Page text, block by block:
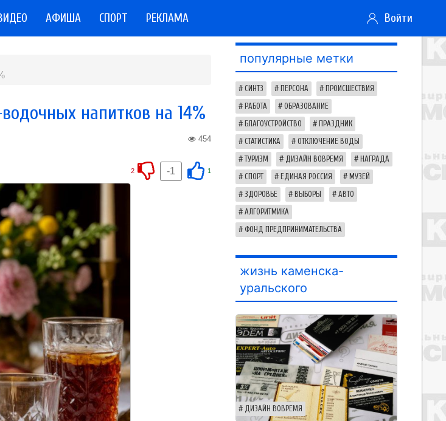
АФИША СПОРТ РЕКЛАМА Войти
напитков на 14%
454
1
-1
2
популярные метки
СИНТЗ ПЕРСОНА ПРОИСШЕСТВИЯ
РАБОТА ОБРАЗОВАНИЕ
БЛАГОУСТРОЙСТВО ПРАЗДНИК
СТАТИСТИКА ОТКЛЮЧЕНИЕ ВОДЫ
ТУРИЗМ ДИЗАЙН ВОВРЕМЯ НАГРАДА
СПОРТ ЕДИНАЯ РОССИЯ МУЗЕЙ
ЗДОРОВЬЕ ВЫБОРЫ АВТО
АЛГОРИТМИКА
ФОНД ПРЕДПРИНИМАТЕЛЬСТВА
жизнь каменска-
уральского
ДИЗАЙН ВОВРЕМЯ